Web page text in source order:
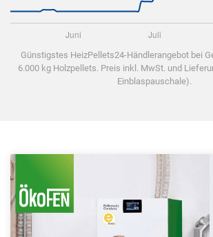
Günstigstes HeizPellets24-Händlerangebot bei
6.000 kg Holzpellets. Preis inkl. MwSt. und
Einblaspauschale).